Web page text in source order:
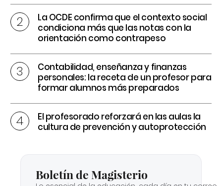
La OCDE confirma que el contexto social
condiciona más que las notas con la
orientación como contrapeso
Contabilidad, enseñanza y finanzas
personales: la receta de un profesor para
formar alumnos más preparados
El profesorado reforzará en las aulas la
cultura de prevención y autoprotección
Boletín de Magisterio